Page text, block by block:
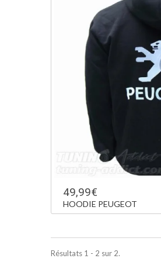
49,99€
HOODIE PEUGEOT
Résultats 1 - 2 sur 2.